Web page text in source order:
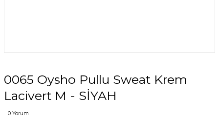
0065 Oysho Pullu Sweat Krem
Lacivert M - SİYAH
0 Yorum